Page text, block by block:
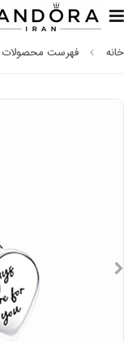
خانه فهرست محصولات